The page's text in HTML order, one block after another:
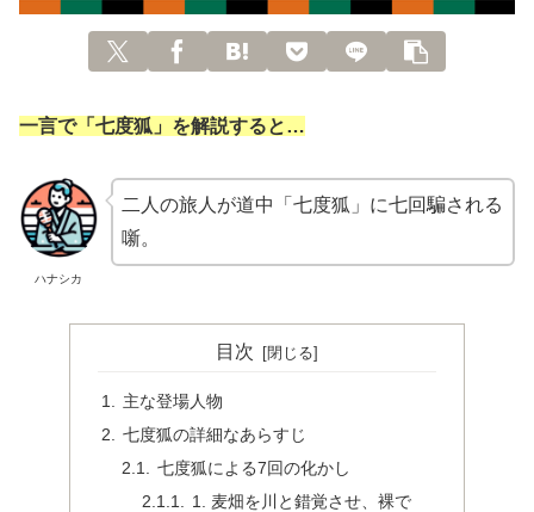
一言で「七度狐」を解説すると…
ハナシカ
二人の旅人が道中「七度狐」に七回騙される
噺。
目次
主な登場人物
七度狐の詳細なあらすじ
七度狐による7回の化かし
1. 麦畑を川と錯覚させ、裸で